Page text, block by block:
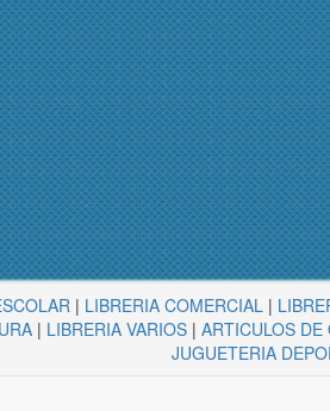
| LIBRERIA COMERCIAL |
| LIBRERIA VARIOS| ARTICULOS DE
JUGUETERIA